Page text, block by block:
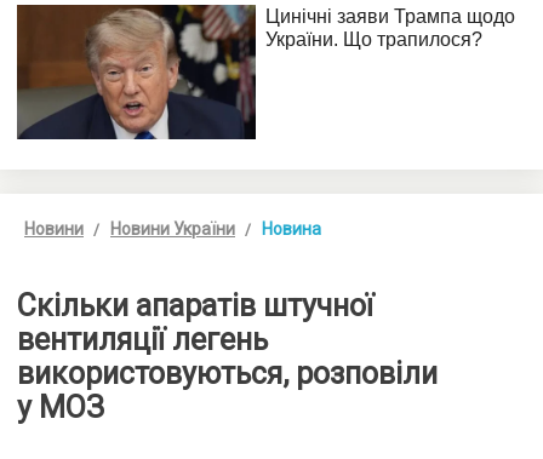
Новини Новини України Новина
Скільки апаратів штучної
вентиляції легень
використовуються, розповіли
у МОЗ